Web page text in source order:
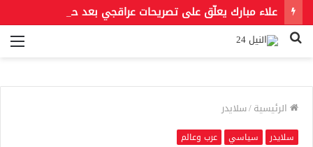
بحث
الرئيسية/سلايدر
سلايدر سياسي عرب وعالم